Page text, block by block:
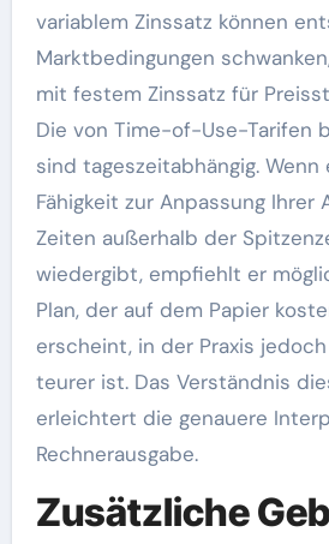
variablem Zinssatz können
Marktbedingungen
mit festem Zinssatz für
Die von Time-of-Use-Tarifen
sind tageszeitabhängig. Wenn
Fähigkeit zur Anpassung Ihrer
Zeiten außerhalb der
wiedergibt, empfiehlt er
Plan, der auf dem Papier
erscheint, in der Praxis
teurer ist. Das Verständnis
erleichtert die genauere
Rechnerausgabe.
Zusätzliche